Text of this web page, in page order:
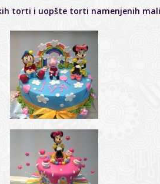
torti i uopšte torti namenjenih